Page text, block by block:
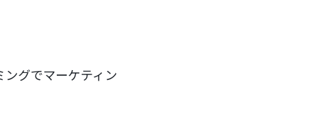
グでマーケティン